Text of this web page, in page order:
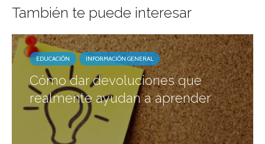
También te puede interesar
EDUCACIÓN INFORMACIÓN GENERAL
Cómo dar devoluciones que
realmente ayudan a aprender